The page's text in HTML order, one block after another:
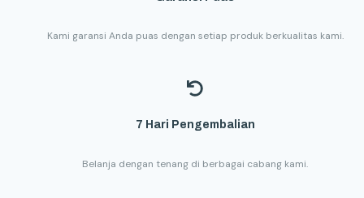
Kami garansi Anda puas dengan setiap produk berkualitas kami.
7 Hari Pengembalian
Belanja dengan tenang di berbagai cabang kami.